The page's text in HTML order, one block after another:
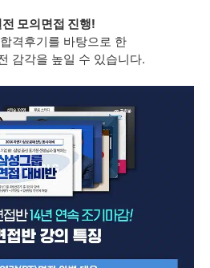
모의면접 진행!
격후기를 바탕으로 한
감각을 높일 수 있습니다.